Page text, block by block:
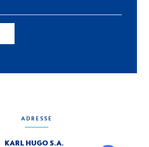
ADRESSE
KARL HUGO S.A.